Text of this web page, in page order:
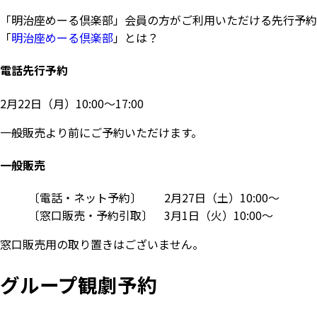
「明治座めーる倶楽部」会員の方がご利用いただける先行予
「明治座めーる倶楽部」とは？
電話先行予約
2月22日（月）10:00～17:00
一般販売より前にご予約いただけます。
一般販売
〔電話・ネット予約〕 2月27日（土）10:00～
〔窓口販売・予約引取〕 3月1日（火）10:00～
窓口販売用の取り置きはございません。
グループ観劇予約